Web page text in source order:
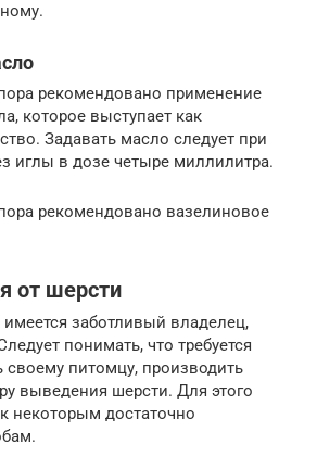
рекомендовано применение
которое выступает как
Задавать масло следует при
иглы в дозе четыре миллилитра.
рекомендовано вазелиновое
от шерсти
заботливый владелец,
понимать, что требуется
питомцу, производить
выведения шерсти. Для этого
некоторым достаточно